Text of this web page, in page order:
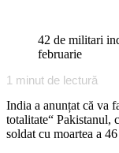
42 de militari
februarie
1 minut de lectură
India a anunțat că va
totalitate“ Pakistanul,
soldat cu moartea a